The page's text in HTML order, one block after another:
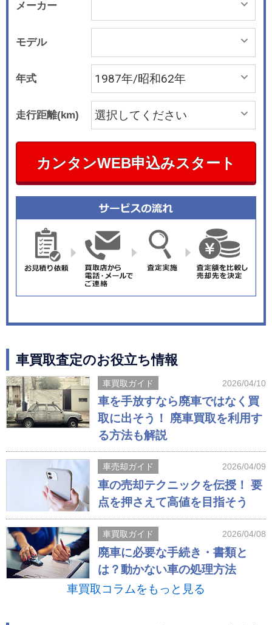
メーカー
モデル
年式
走行距離(km)
カンタンWEB申込みスタート
車買取査定のお役立ち情報
車買取ガイド 2026/04/10
車を手放すなら廃車ではなく買
取に出そう！ 廃車買取を利用す
る方法も解説
車売却ガイド 2026/04/09
車の売却テクニックを伝授！ 要
点を押さえて高値を目指そう
車買取ガイド 2026/04/08
廃車に必要な手続き・書類と
は？動かない車の処理方法
車買取コラムをもっと見る